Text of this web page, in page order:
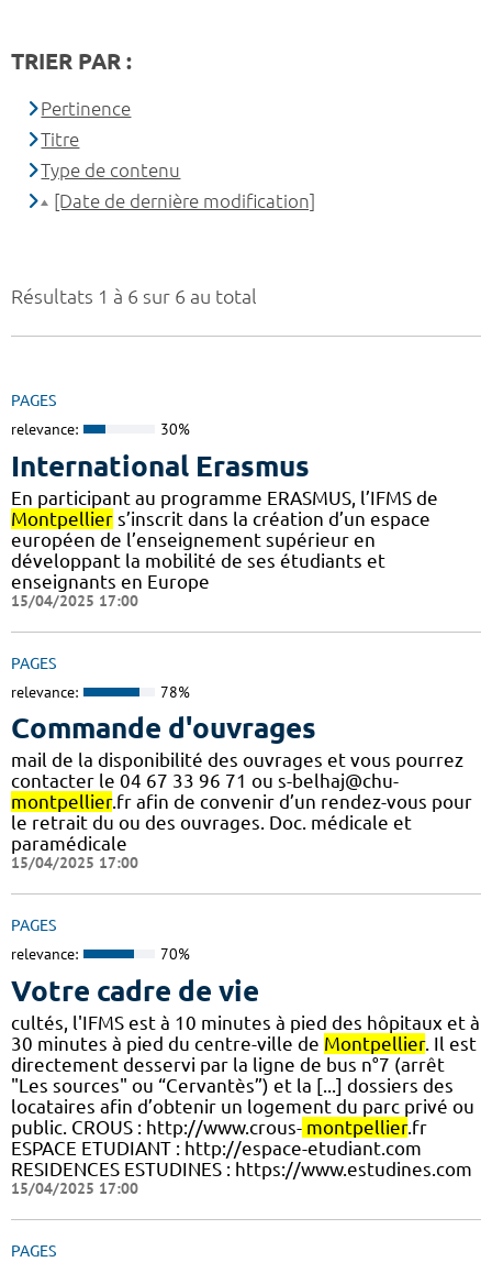
Résultats 1 à 6 sur 6 au total
PAGES
relevance: 30%
International Erasmus
En participant au programme ERASMUS, l’IFMS de
Montpellier s’inscrit dans la création d’un espace
européen de l’enseignement supérieur en
développant la mobilité de ses étudiants et
enseignants en Europe
15/04/2025 17:00
PAGES
relevance: 78%
Commande d'ouvrages
mail de la disponibilité des ouvrages et vous pourrez
contacter le 04 67 33 96 71 ou s-belhaj@chu-
montpellier.fr afin de convenir d’un rendez-vous pour
le retrait du ou des ouvrages. Doc. médicale et
paramédicale
15/04/2025 17:00
PAGES
relevance: 70%
Votre cadre de vie
cultés, l'IFMS est à 10 minutes à pied des hôpitaux et à
30 minutes à pied du centre-ville de Montpellier. Il est
directement desservi par la ligne de bus n°7 (arrêt
"Les sources" ou “Cervantès”) et la [...] dossiers des
locataires afin d’obtenir un logement du parc privé ou
public. CROUS : http://www.crous- montpellier.fr
ESPACE ETUDIANT : http://espace-etudiant.com
RESIDENCES ESTUDINES : https://www.estudines.com
15/04/2025 17:00
PAGES
TRIER PAR :
Pertinence
Titre
Type de contenu
[Date de dernière modification]